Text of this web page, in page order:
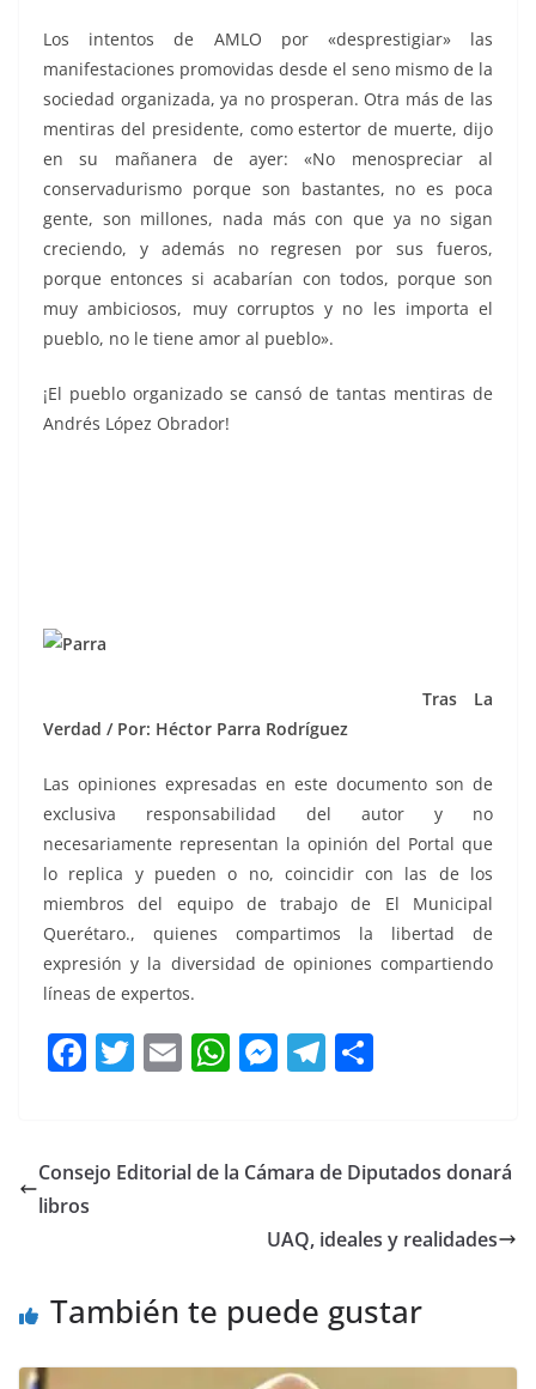
Los intentos de AMLO por «desprestigiar» las
manifestaciones promovidas desde el seno mismo de la
sociedad organizada, ya no prosperan. Otra más de las
mentiras del presidente, como estertor de muerte, dijo
en su mañanera de ayer: «No menospreciar al
conservadurismo porque son bastantes, no es poca
gente, son millones, nada más con que ya no sigan
creciendo, y además no regresen por sus fueros,
porque entonces si acabarían con todos, porque son
muy ambiciosos, muy corruptos y no les importa el
pueblo, no le tiene amor al pueblo».
¡El pueblo organizado se cansó de tantas mentiras de
Andrés López Obrador!
Tras La
Verdad / Por: Héctor Parra Rodríguez
Las opiniones expresadas en este documento son de
exclusiva responsabilidad del autor y no
necesariamente representan la opinión del Portal que
lo replica y pueden o no, coincidir con las de los
miembros del equipo de trabajo de El Municipal
Querétaro., quienes compartimos la libertad de
expresión y la diversidad de opiniones compartiendo
líneas de expertos.
F
a
e
b
k
T
w
er
E
m
l
W
h
s
M
e
e
g
T
el
gr
m
p
tir
Consejo Editorial de la Cámara de Diputados donará
libros
UAQ, ideales y realidades
También te puede gustar